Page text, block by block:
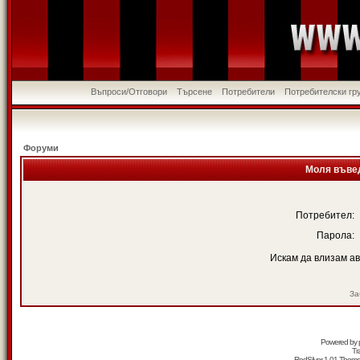
Въпроси/Отговори Търсене Потребители Потребителски
Форуми
Моля
Потребител:
Парола:
Искам да влизам
Powered by